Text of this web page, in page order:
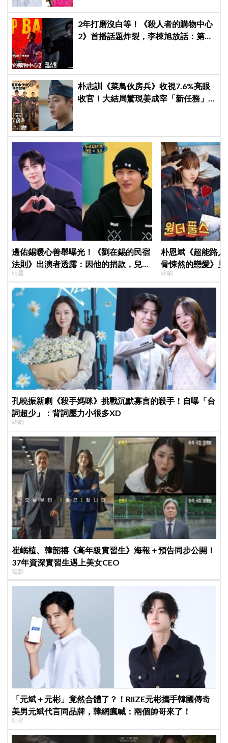
2年打磨沒白等！《殺人者的購物中心
2》首播話題炸裂，李棟旭放話：第三
朴志訓《菜鳥伙房兵》收視7.6%亮眼
收官！大結局驚現姜成宰「新任務」
邊佑錫暖心善舉曝光！《劉在錫的民宿
法則》出演者透露：因他的捐款，兒童
患者順利完成治療
明星
朴恩斌《超能路
骨悚然的戀愛》
演技獲讚「信看演
韓劇
孔曉振新劇《殺手媽咪》挑戰沉默寡言的殺手！自曝「台
詞超少」：背詞壓力小很多XD
韓劇
崔岷植、韓韶禧《高年級實習生》海報＋預告同步公開！
37年資深實習生遇上美女CEO
電影
「元斌＋元彬」竟然合體了？！RIIZE元彬攜手韓國傳奇
美男元斌代言同品牌，韓網瘋喊：兩個帥哥來了！
明星